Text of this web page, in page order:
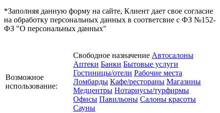
*Заполняя данную форму на сайте, Клиент дает свое согласие
на обработку персональных данных в соответсвие с ФЗ №152-
ФЗ "О персональных данных"
Возможное
использование:
Свободное назначение Автосалоны
Аптеки Банки Бытовые услуги
Гостиницы/отели Рабочие места
Ломбарды Кафе/рестораны Магазины
Медцентры Нотариусы/турфирмы
Офисы Павильоны Салоны красоты
Сауны